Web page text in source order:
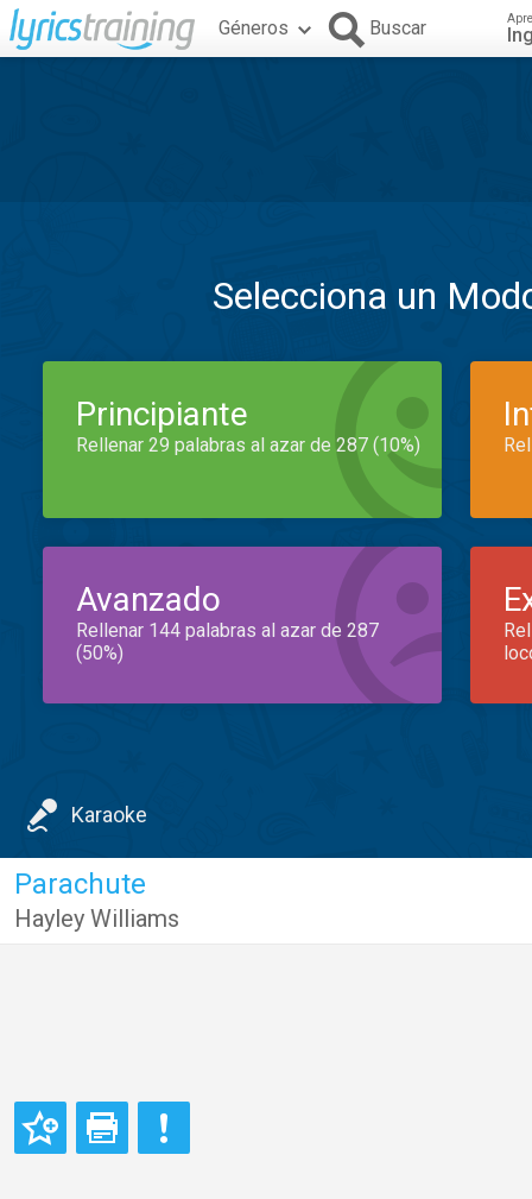
Géneros Buscar
Selecciona un
Principiante
Rellenar 29 palabras al azar de 287 (10%)
Avanzado
Rellenar 144 palabras al azar de 287
(50%)
Karaoke
Parachute
Hayley Williams